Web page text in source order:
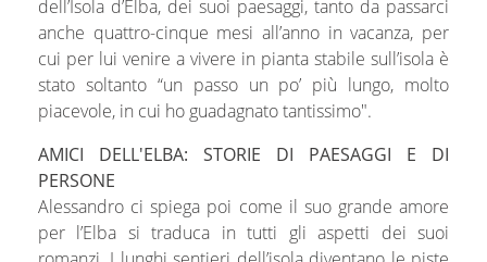
dell’Isola d’Elba, dei suoi paesaggi, tanto da passarci
anche quattro-cinque mesi all’anno in vacanza, per
cui per lui venire a vivere in pianta stabile sull’isola è
stato soltanto “un passo un po’ più lungo, molto
piacevole, in cui ho guadagnato tantissimo".
AMICI DELL'ELBA: STORIE DI PAESAGGI E DI
PERSONE
Alessandro ci spiega poi come il suo grande amore
per l’Elba si traduca in tutti gli aspetti dei suoi